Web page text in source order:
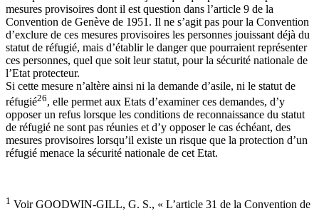
mesures provisoires dont il est question dans l’article 9 de la
Convention de Genève de 1951. Il ne s’agit pas pour la Convention
d’exclure de ces mesures provisoires les personnes jouissant déjà du
statut de réfugié, mais d’établir le danger que pourraient représenter
ces personnes, quel que soit leur statut, pour la sécurité nationale de
l’Etat protecteur.
Si cette mesure n’altère ainsi ni la demande d’asile, ni le statut de
réfugié26, elle permet aux Etats d’examiner ces demandes, d’y
opposer un refus lorsque les conditions de reconnaissance du statut
de réfugié ne sont pas réunies et d’y opposer le cas échéant, des
mesures provisoires lorsqu’il existe un risque que la protection d’un
réfugié menace la sécurité nationale de cet Etat.
1 Voir GOODWIN-GILL, G. S., « L’article 31 de la Convention de